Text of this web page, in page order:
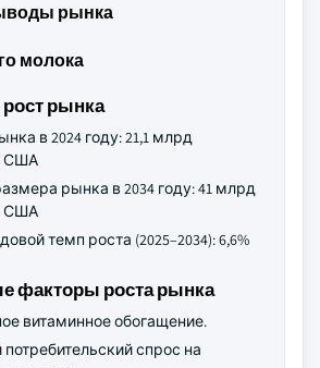
рынка
молока
рынка
в 2024 году: 21,1 млрд
США
рынка в 2034 году: 41 млрд
США
темп роста (2025–2034): 6,6%
факторы роста рынка
витаминное обогащение.
спрос на